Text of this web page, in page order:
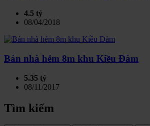
4.5 tỷ
08/04/2018
Bán nhà hẻm 8m khu Kiều Đàm
5.35 tỷ
08/11/2017
Tìm kiếm